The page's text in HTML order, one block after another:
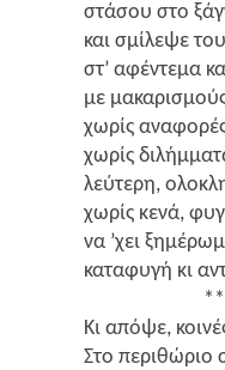
στά­σου στο
και σμί­λε­ψε
στ’ αφέ­ντε­μα
με
χωρίς
χωρίς
λεύ­τε­ρη,
χωρίς κενά,
να ’χει
κατα­φυ­γή κι
Κι από­ψε,
Στο περι­θώ­ριο